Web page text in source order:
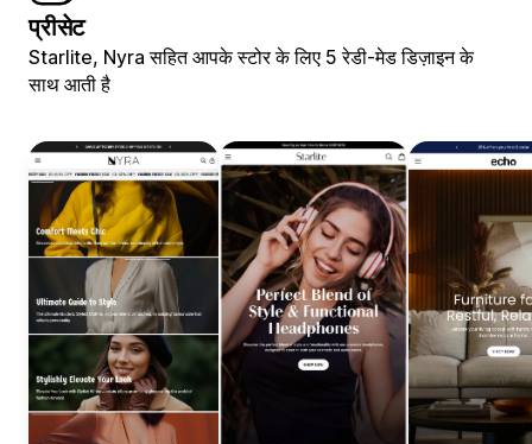
प्रीसेट
Starlite, Nyra सहित आपके स्टोर के लिए 5 रेडी-मेड डिज़ाइन के
साथ आती है